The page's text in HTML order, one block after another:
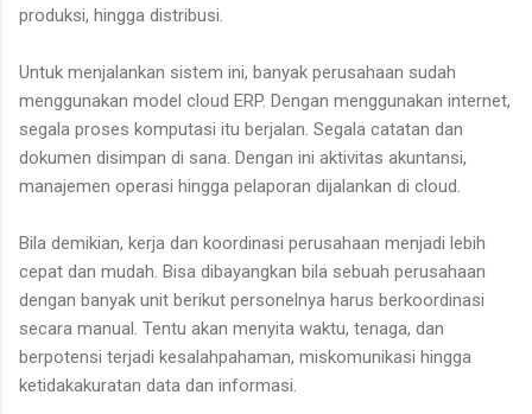
produksi, hingga distribusi.
Untuk menjalankan sistem ini, banyak perusahaan sudah
menggunakan model cloud ERP. Dengan menggunakan internet,
segala proses komputasi itu berjalan. Segala catatan dan
dokumen disimpan di sana. Dengan ini aktivitas akuntansi,
manajemen operasi hingga pelaporan dijalankan di cloud.
Bila demikian, kerja dan koordinasi perusahaan menjadi lebih
cepat dan mudah. Bisa dibayangkan bila sebuah perusahaan
dengan banyak unit berikut personelnya harus berkoordinasi
secara manual. Tentu akan menyita waktu, tenaga, dan
berpotensi terjadi kesalahpahaman, miskomunikasi hingga
ketidakakuratan data dan informasi.